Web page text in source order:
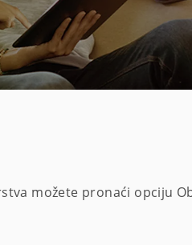
možete pronaći opciju